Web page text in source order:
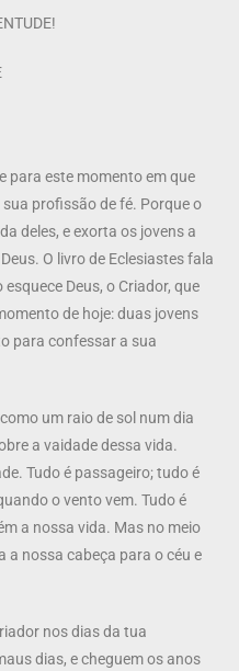
para este momento em que
profissão de fé. Porque o
deles, e exorta os jovens a
O livro de Eclesiastes fala
Deus, o Criador, que
de hoje: duas jovens
para confessar a sua
um raio de sol num dia
a vaidade dessa vida.
Tudo é passageiro; tudo é
o vento vem. Tudo é
a nossa vida. Mas no meio
a nossa cabeça para o céu e
nos dias da tua
dias, e cheguem os anos